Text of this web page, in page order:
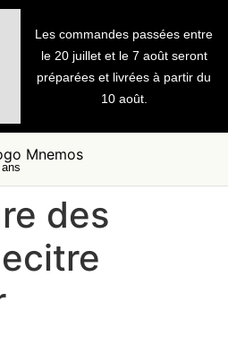
Les commandes passées entre
le 20 juillet et le 7 août seront
préparées et livrées à partir du
10 août.
des